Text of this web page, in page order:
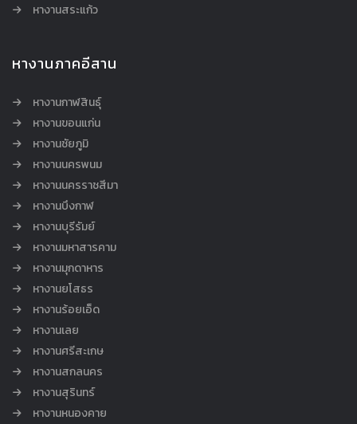
หางานสระแก้ว
หางานภาคอีสาน
หางานกาฬสินธุ์
หางานขอนแก่น
หางานชัยภูมิ
หางานนครพนม
หางานนครราชสีมา
หางานบึงกาฬ
หางานบุรีรัมย์
หางานมหาสารคาม
หางานมุกดาหาร
หางานยโสธร
หางานร้อยเอ็ด
หางานเลย
หางานศรีสะเกษ
หางานสกลนคร
หางานสุรินทร์
หางานหนองคาย